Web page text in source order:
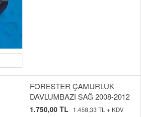
FORESTER ÇAMURLUK
DAVLUMBAZI SAĞ 2008-2012
1.750,00 TL
1.458,33 TL + KDV